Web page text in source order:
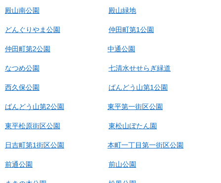
殿山南公園 殿山緑地
どんぐりやま公園 仲田町第1公園
仲田町第2公園 中通公園
なつめ公園 七清水せせらぎ緑道
西久保公園 ばんどう山第1公園
ばんどう山第2公園 東平第一街区公園
東平松原街区公園 東松山ぼたん園
日吉町第1街区公園 本町一丁目第一街区公園
前通公園 前山公園